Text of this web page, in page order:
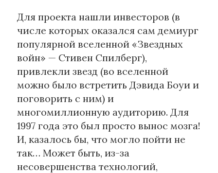
Для проекта нашли инвесторов (в
числе которых оказался сам демиург
популярной вселенной «Звездных
войн» — Стивен Спилберг),
привлекли звезд (во вселенной
можно было встретить Дэвида Боуи и
поговорить с ним) и
многомиллионную аудиторию. Для
1997 года это был просто вынос мозга!
И, казалось бы, что могло пойти не
так… Может быть, из-за
несовершенства технологий,